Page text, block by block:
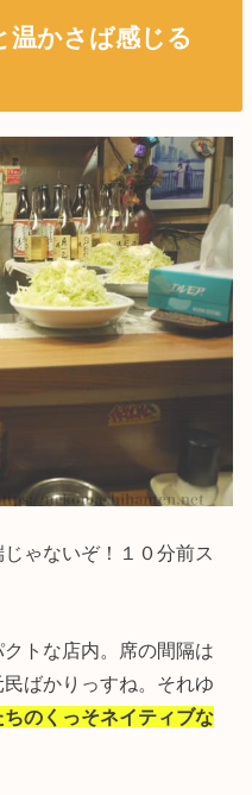
温かさば感じる
ゃないぞ！１０分前ス
トな店内。席の間隔は
ばかりっすね。それゆ
のくっそネイティブな